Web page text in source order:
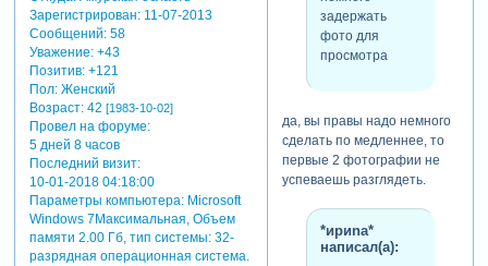
Зарегистрирован: 11-07-2013
Сообщений:58
Уважение: +43
Позитив: +121
Пол:Женский
Возраст:42 [1983-10-02]
Провел на форуме:
5 дней 8 часов
Последний визит:
10-01-2018 04:18:00
Параметры компьютера:Microsoft
Windows 7Максимальная, Объем
памяти 2.00 Гб, тип системы: 32-
разрядная операционная система.
задержать
фото для
просмотра
да, вы правы надо немного
сделать по медленнее, то
первые 2 фотографии не
успеваешь разглядеть.
*ириnа*
написал(а):